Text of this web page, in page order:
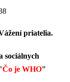
priatelia.
sociálnych
Čo je WHO"